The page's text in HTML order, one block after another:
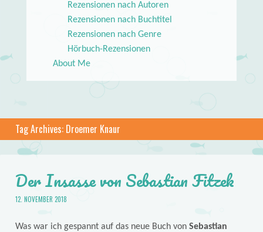
Rezensionen nach Autoren
Rezensionen nach Buchtitel
Rezensionen nach Genre
Hörbuch-Rezensionen
About Me
Tag Archives: Droemer Knaur
Der Insasse von Sebastian Fitzek
12. NOVEMBER 2018
Was war ich gespannt auf das neue Buch von Sebastian